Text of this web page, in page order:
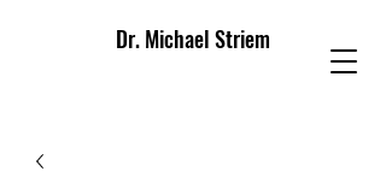
Dr. Michael Striem